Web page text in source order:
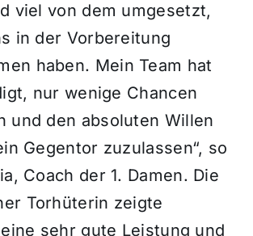
viel von dem umgesetzt,
in der Vorbereitung
haben. Mein Team hat
nur wenige Chancen
und den absoluten Willen
Gegentor zuzulassen“, so
Coach der 1. Damen. Die
Torhüterin zeigte
sehr gute Leistung und